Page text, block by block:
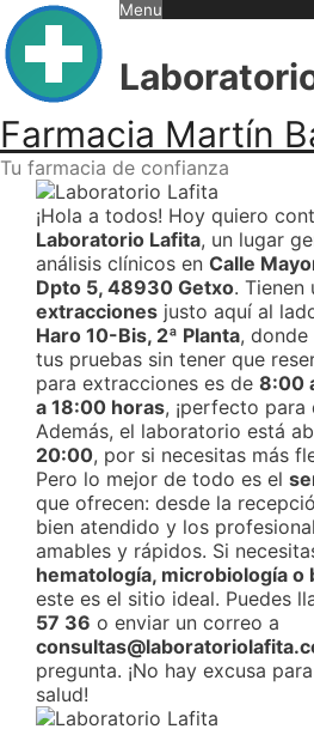
Skip
to
content
Farmacia Martín
Tu farmacia de confianza
Menu
¡Hola a todos! Hoy quiero
Laboratorio Lafita, un lugar
análisis clínicos en Calle
Dpto 5, 48930 Getxo. Tienen
extracciones justo aquí al
Haro 10-Bis, 2ª Planta,
tus pruebas sin tener que
para extracciones es de 8:00
a 18:00 horas, ¡perfecto para
Además, el laboratorio está
20:00, por si necesitas más
Pero lo mejor de todo es el
que ofrecen: desde la
bien atendido y los
amables y rápidos. Si
hematología, microbiología o
este es el sitio ideal. Puedes
57 36 o enviar un correo a
pregunta. ¡No hay excusa
salud!